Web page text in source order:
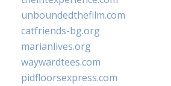
unboundedthefilm.com
catfriends-bg.org
marianlives.org
waywardtees.com
pidfloorsexpress.com